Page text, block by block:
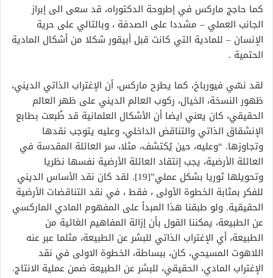
كما حاجج ماركس في إطروحة الدكتوراه، قد سعى الى إبراز
الجانب العملي – مشددا على الصدفة ، وبالتالي على حرية
الإنسان – للمادية التي كانت قبل أبيقور شكلا من أشكال المادية
الحتمية .
لقد نسّي فيورباخ، كما يطرح ماركس، أن الإغتراب الذاتي الديني،
ظهور النسخة، الخيال، ركوب العالم الديني على ظهر العالم
الحقيقي، كان يعني ايضا أن الأشكال العلمانية قد طُبعت بطابع
الإنشقاق الذاتي والتناقض الداخلي، وعليه يتوجب نقدها
وتجاوزها. “وعليه، حين يُكتشف، مثلا، سر العائلة المقدسة في
العائلة الأرضية، يجب إنتقاد العائلة الأرضية نفسها نظريا
وتحويلها ثوريا بشكل عملي”[19]. لقد كان نقد الأساس الديني
للفكر بمثابة الخطوة الأولى ، فقط ، في نقد التناقضات الأرضية
الحقيقية. ولو طبقنا هذا المبدأ على المفهوم المادي الماركسي
عن الطبيعة، يمكننا القول بأن إزالة المفاهيم الغائية من
الطبيعة، أي الإغتراب الذاتي للبشر عن الطبيعة، مثلما عبر عنه
اللاهوت المسيحي، كان، ببساطة، الخطوة الاولى في نقد
الإغتراب المادي، الحقيقي، للبشر عن الطبيعة ضمن عملية الانتاج.